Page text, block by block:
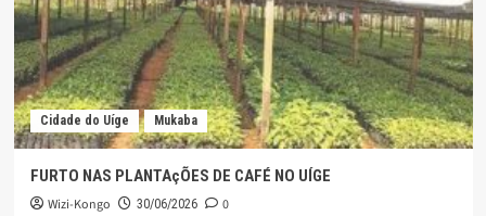
Cidade do Uíge Mukaba
FURTO NAS PLANTAçÕES DE CAFÉ NO UÍGE
Wizi-Kongo 30/06/2026 0